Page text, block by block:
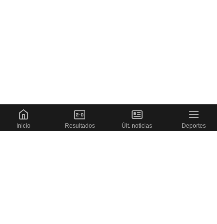
Inicio Resultados Últ. noticias Deportes